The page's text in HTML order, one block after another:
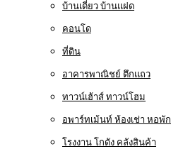
บ้านเดี่ยว บ้านแฝด
คอนโด
ที่ดิน
อาคารพาณิชย์ ตึกแถว
ทาวน์เฮ้าส์ ทาวน์โฮม
อพาร์ทเม้นท์ ห้องเช่า หอพัก
โรงงาน โกดัง คลังสินค้า